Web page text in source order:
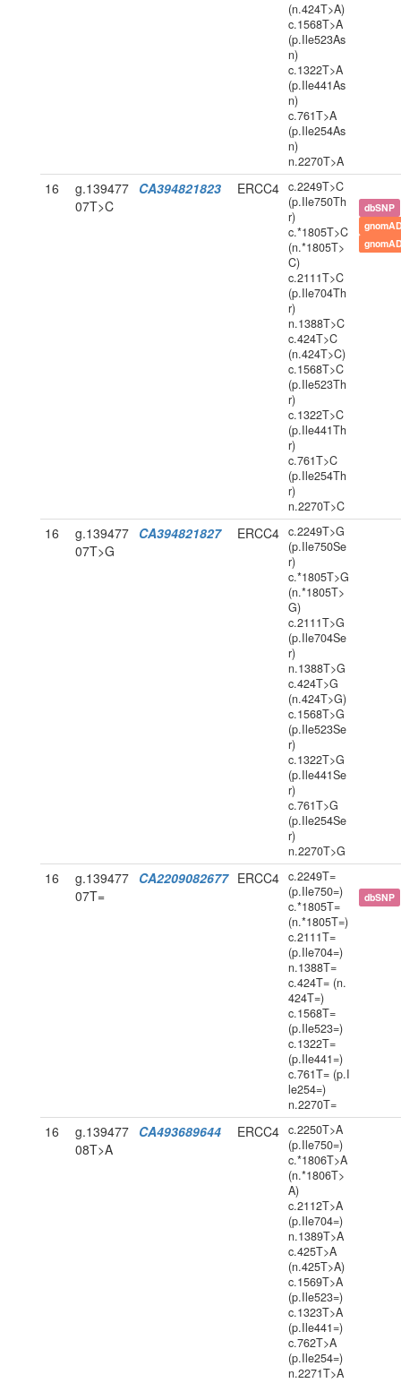
(n.424T>A)
c.1568T>A
(p.Ile523As
n)
c.1322T>A
(p.Ile441As
n)
c.761T>A
(p.Ile254As
n)
n.2270T>A
16
g.139477
07T>C
CA394821823 ERCC4 c.2249T>C
(p.Ile750Th
r)
c.*1805T>C
(n.*1805T>
C)
c.2111T>C
(p.Ile704Th
r)
n.1388T>C
c.424T>C
(n.424T>C)
c.1568T>C
(p.Ile523Th
r)
c.1322T>C
(p.Ile441Th
r)
c.761T>C
(p.Ile254Th
r)
n.2270T>C
dbSNP
16
g.139477
07T>G
CA394821827 ERCC4 c.2249T>G
(p.Ile750Se
r)
c.*1805T>G
(n.*1805T>
G)
c.2111T>G
(p.Ile704Se
r)
n.1388T>G
c.424T>G
(n.424T>G)
c.1568T>G
(p.Ile523Se
r)
c.1322T>G
(p.Ile441Se
r)
c.761T>G
(p.Ile254Se
r)
n.2270T>G
16
g.139477
07T=
CA2209082677 ERCC4 c.2249T=
(p.Ile750=)
c.*1805T=
(n.*1805T=)
c.2111T=
(p.Ile704=)
n.1388T=
c.424T= (n.
424T=)
c.1568T=
(p.Ile523=)
c.1322T=
(p.Ile441=)
c.761T= (p.I
le254=)
n.2270T=
dbSNP
16
g.139477
08T>A
CA493689644 ERCC4 c.2250T>A
(p.Ile750=)
c.*1806T>A
(n.*1806T>
A)
c.2112T>A
(p.Ile704=)
n.1389T>A
c.425T>A
(n.425T>A)
c.1569T>A
(p.Ile523=)
c.1323T>A
(p.Ile441=)
c.762T>A
(p.Ile254=)
n.2271T>A